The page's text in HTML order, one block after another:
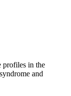
profiles in the
and